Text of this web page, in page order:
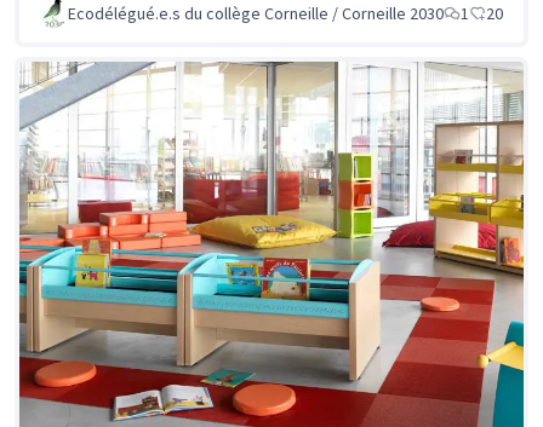
Ecodélégué.e.s du collège Corneille / Corneille 2030 1 20